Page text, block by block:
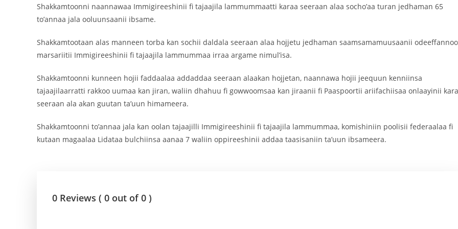
Shakkamtoonni naannawaa Immigireeshinii fi tajaajila lammummaatti karaa seeraan alaa socho’aa turan jedhaman 65
to’annaa jala ooluunsaanii ibsame.
Shakkamtootaan alas manneen torba kan sochii daldala seeraan alaa hojjetu jedhaman saamsamamuusaanii
marsariitii Immigireeshinii fi tajaajila lammummaa irraa argame nimul’isa.
Shakkamtoonni kunneen hojii faddaalaa addaddaa seeraan alaakan hojjetan, naannawa hojii jeequun kenniinsa
tajaajilaarratti rakkoo uumaa kan jiran, waliin dhahuu fi gowwoomsaa kan jiraanii fi Paaspoortii ariifachiisaa onlaayinii
seeraan ala akan guutan ta’uun himameera.
Shakkamtoonni to’annaa jala kan oolan tajaajilli Immigireeshinii fi tajaajila lammummaa, komishiniin poolisii federaalaa fi
kutaan magaalaa Lidataa bulchiinsa aanaa 7 waliin oppireeshinii addaa taasisaniin ta’uun ibsameera.
0 Reviews ( 0 out of 0 )